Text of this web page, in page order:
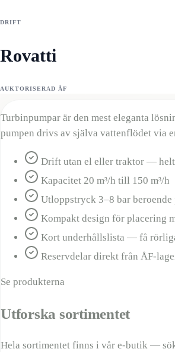
DRIFT
Rovatti
AUKTORISERAD ÅF
Turbinpumpar är den mest eleganta
pumpen drivs av själva vattenflödet via
Drift utan el eller traktor — helt
Kapacitet 20 m³/h till 150 m³/h
Utloppstryck 3–8 bar beroende
Kompakt design för placering
Kort underhållslista — få
Reservdelar direkt från ÅF-
Se produkterna
Utforska sortimentet
Hela sortimentet finns i vår e-butik —